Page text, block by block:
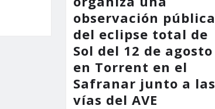
observación pública
del eclipse total de
Sol del 12 de agosto
en Torrent en el
Safranar junto a las
vías del AVE